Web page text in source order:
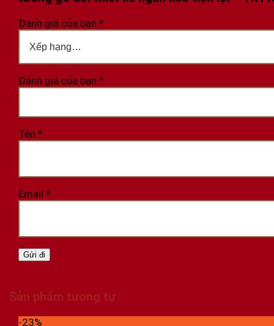
Đánh giá của bạn *
Đánh giá của bạn *
Tên *
Email *
Sản phẩm tương tự
-23%